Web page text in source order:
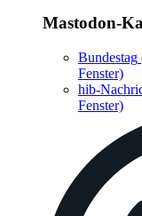
Mastodon-
Bundestag
Fenster)
hib-
Fenster)